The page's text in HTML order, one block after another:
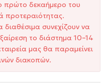
πρώτο δεκαήμερο του
προτεραιότητας.
συνεχίζουν να
το διάστημα 10–14
μας θα παραμείνει
διακοπών.